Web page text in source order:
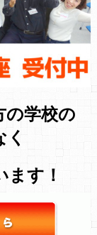
の学校の
く
す！